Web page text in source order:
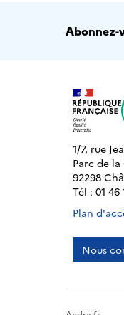
Abonnez-
1/7, rue
Parc de
92298
Tél : 01 46
Plan
Nous